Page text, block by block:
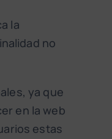
la
no
ya que
en la web
estas